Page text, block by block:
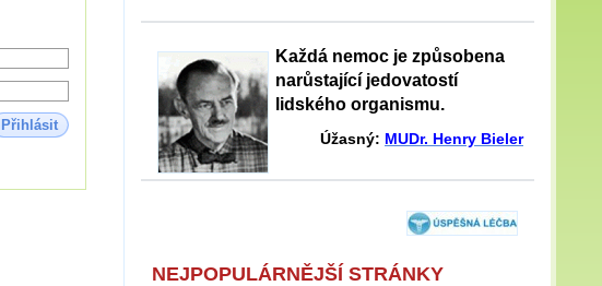
Přihlásit
Každá nemoc je způsobena
narůstající jedovatostí
lidského organismu.
Úžasný: MUDr. Henry Bieler
NEJPOPULÁRNĚJŠÍ STRÁNKY